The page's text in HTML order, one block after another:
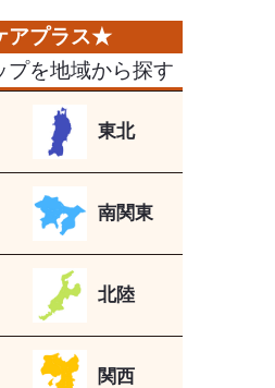
プを地域から探す
東北
南関東
北陸
関西